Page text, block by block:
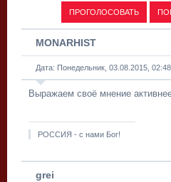
MONARHIST
Дата: Понедельник, 03.08.2015,
Выражаем своё мнение
РОССИЯ - с нами Бог!
grei